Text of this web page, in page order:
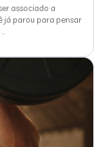
associado a
já parou para pensar